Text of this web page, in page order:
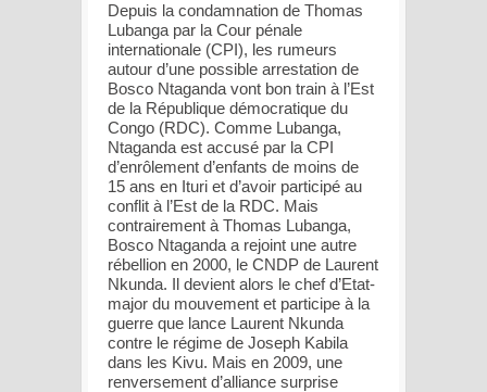
Depuis la condamnation de Thomas
Lubanga par la Cour pénale
internationale (CPI), les rumeurs
autour d’une possible arrestation de
Bosco Ntaganda vont bon train à l’Est
de la République démocratique du
Congo (RDC). Comme Lubanga,
Ntaganda est accusé par la CPI
d’enrôlement d’enfants de moins de
15 ans en Ituri et d’avoir participé au
conflit à l’Est de la RDC. Mais
contrairement à Thomas Lubanga,
Bosco Ntaganda a rejoint une autre
rébellion en 2000, le CNDP de Laurent
Nkunda. Il devient alors le chef d’Etat-
major du mouvement et participe à la
guerre que lance Laurent Nkunda
contre le régime de Joseph Kabila
dans les Kivu. Mais en 2009, une
renversement d’alliance surprise